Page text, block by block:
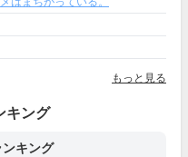
もっと見る
キング
キング